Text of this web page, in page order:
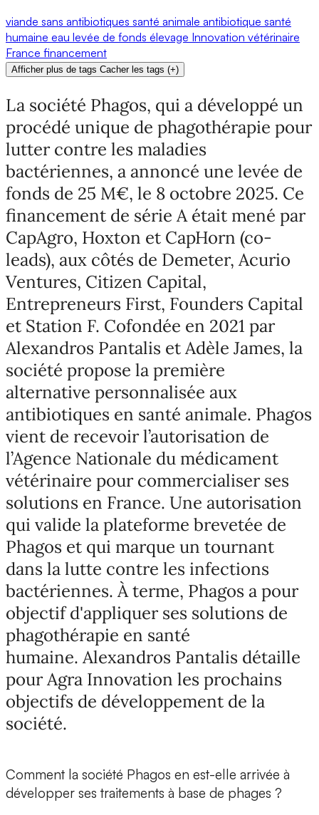
viande sans antibiotiques santé animale antibiotique santé
humaine eau levée de fonds élevage Innovation vétérinaire
France financement
Afficher plus de tags Cacher les tags (+)
La société Phagos, qui a développé un
procédé unique de phagothérapie pour
lutter contre les maladies
bactériennes, a annoncé une levée de
fonds de 25 M€, le 8 octobre 2025. Ce
financement de série A était mené par
CapAgro, Hoxton et CapHorn (co-
leads), aux côtés de Demeter, Acurio
Ventures, Citizen Capital,
Entrepreneurs First, Founders Capital
et Station F. Cofondée en 2021 par
Alexandros Pantalis et Adèle James, la
société propose la première
alternative personnalisée aux
antibiotiques en santé animale. Phagos
vient de recevoir l’autorisation de
l’Agence Nationale du médicament
vétérinaire pour commercialiser ses
solutions en France. Une autorisation
qui valide la plateforme brevetée de
Phagos et qui marque un tournant
dans la lutte contre les infections
bactériennes. À terme, Phagos a pour
objectif d'appliquer ses solutions de
phagothérapie en santé
humaine. Alexandros Pantalis détaille
pour Agra Innovation les prochains
objectifs de développement de la
société.
Comment la société Phagos en est-elle arrivée à
développer ses traitements à base de phages ?